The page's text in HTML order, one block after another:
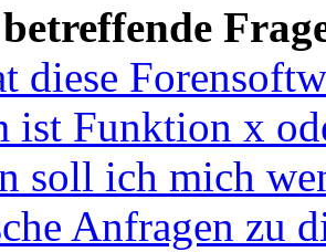
diese
ist Funktion x
soll ich mich
Anfragen zu